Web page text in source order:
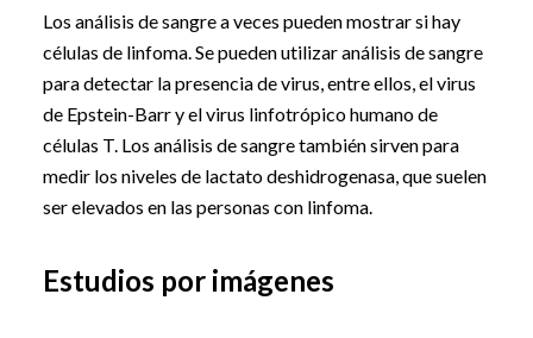
Los análisis de sangre a veces pueden mostrar si hay
células de linfoma. Se pueden utilizar análisis de sangre
para detectar la presencia de virus, entre ellos, el virus
de Epstein-Barr y el virus linfotrópico humano de
células T. Los análisis de sangre también sirven para
medir los niveles de lactato deshidrogenasa, que suelen
ser elevados en las personas con linfoma.
Estudios por imágenes